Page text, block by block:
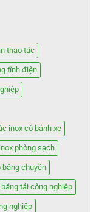
thao tác
tĩnh điện
inox có bánh xe
phòng sạch
băng chuyền
băng tải công nghiệp
nghiệp